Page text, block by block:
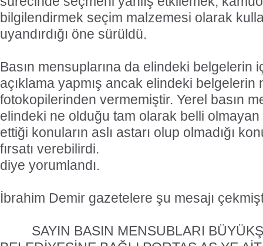
bilgilendirmek seçim malzemesi olarak
uyandırdığı öne sürüldü.
Basın mensuplarına da elindeki belgelerin
açıklama yapmış ancak elindeki
fotokopilerinden vermemiştir. Yerel basın
elindeki ne olduğu tam olarak belli
ettiği konuların aslı astarı olup olmadığı
fırsatı verebilirdi.
diye yorumlandı.
İbrahim Demir gazetelere şu mesajı
SAYIN BASIN MENSUBLARI